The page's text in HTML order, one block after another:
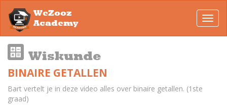
WeZooz
Academy
Wiskunde
BINAIRE GETALLEN
Bart vertelt je in deze video alles over binaire getallen. (1ste
graad)